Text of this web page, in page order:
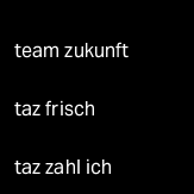
team zukunft
taz frisch
taz zahl ich